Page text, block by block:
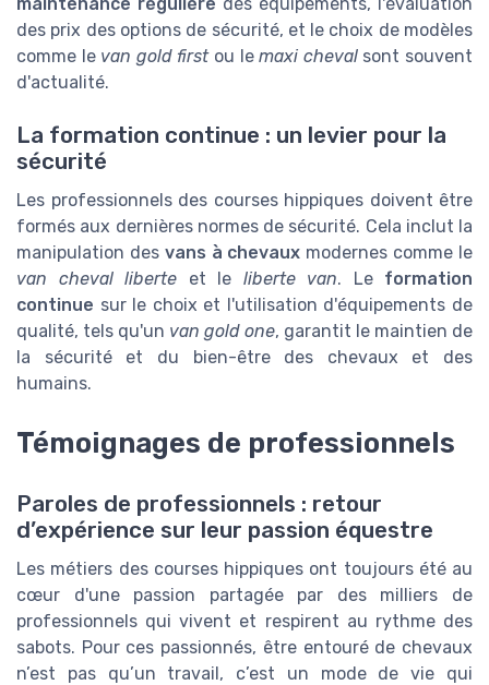
des prix des options de sécurité, et le choix de modèles
comme le van gold firstou lemaxi chevalsont souvent
d'actualité.
La formation continue : un levier pour la
sécurité
Les professionnels des courses hippiques doivent être
formés aux dernières normes de sécurité. Cela inclut la
manipulation des vans à chevaux modernes comme le
van cheval liberte et le liberte van. Le formation
continue sur le choix et l'utilisation d'équipements de
qualité, tels qu'un van gold one, garantit le maintien de
la sécurité et du bien-être des chevaux et des
humains.
Témoignages de professionnels
Paroles de professionnels : retour
d’expérience sur leur passion équestre
Les métiers des courses hippiques ont toujours été au
cœur d'une passion partagée par des milliers de
professionnels qui vivent et respirent au rythme des
sabots. Pour ces passionnés, être entouré de chevaux
n’est pas qu’un travail, c’est un mode de vie qui